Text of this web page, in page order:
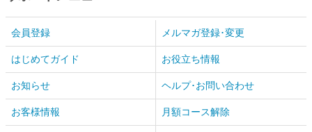
会員登録 メルマガ登録･変更
はじめてガイド お役立ち情報
お知らせ ヘルプ･お問い合わせ
お客様情報 月額コース解除